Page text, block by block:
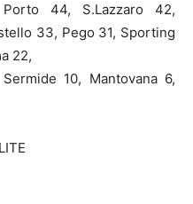
44, S.Lazzaro 42,
33, Pego 31, Sporting
22,
10, Mantovana 6,